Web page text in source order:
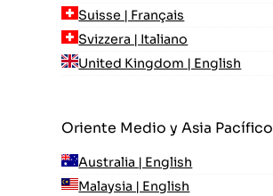
Suisse | Français
Svizzera | Italiano
United Kingdom | English
Oriente Medio y Asia Pacífico
Australia | English
Malaysia | English